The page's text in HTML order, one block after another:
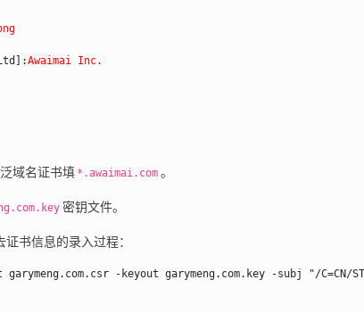
Awaimai Inc.
域名证书填 *.awaimai.com 。
密钥文件。
书信息的录入过程：
-keyout garymeng.com.key -subj "/C=CN/